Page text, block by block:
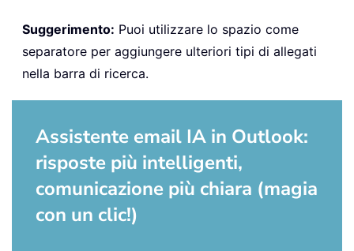
Suggerimento: Puoi utilizzare lo spazio come
separatore per aggiungere ulteriori tipi di allegati
nella barra di ricerca.
Assistente email IA in Outlook:
risposte più intelligenti,
comunicazione più chiara (magia
con un clic!)